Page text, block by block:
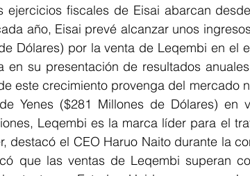
ejercicios fiscales de Eisai abarcan
año, Eisai prevé alcanzar unos
Dólares) por la venta de Leqembi en el
en su presentación de resultados
este crecimiento provenga del mercado
Yenes ($281 Millones de Dólares) en
Leqembi es la marca líder para el
destacó el CEO Haruo Naito durante la
que las ventas de Leqembi superan